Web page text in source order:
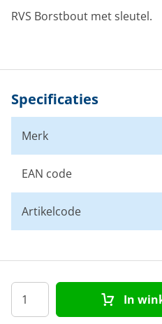
RVS Borstbout met sleutel.
Specificaties
Merk
EAN code
Artikelcode
In